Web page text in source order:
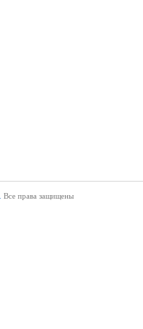
Все права защищены